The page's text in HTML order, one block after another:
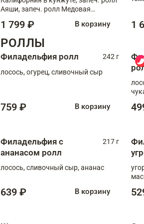
Аяши, запеч. ролл Медовая
чукой
1 799 ₽ В корзину 1
РОЛЛЫ
Филадельфия ролл
242 г
лосось, огурец, сливочный сыр
759 ₽ В корзину
Филадельфия с
ананасом ролл
217 г
лосось, сливочный сыр, ананас
639 ₽ В корзину